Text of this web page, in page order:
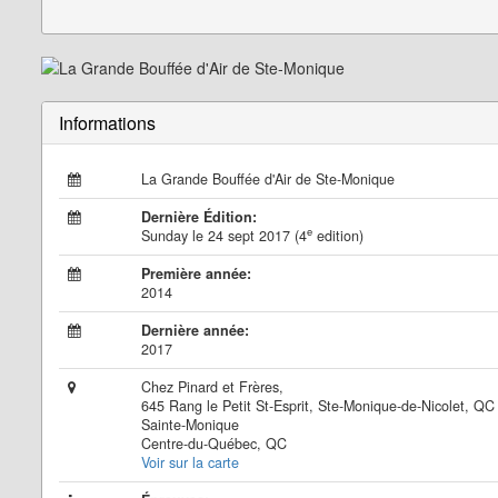
Informations
La Grande Bouffée d'Air de Ste-Monique
Dernière Édition:
Sunday le 24 sept 2017 (4e edition)
Première année:
2014
Dernière année:
2017
Chez Pinard et Frères,
645 Rang le Petit St-Esprit, Ste-Monique-de-Nicolet,
Sainte-Monique
Centre-du-Québec, QC
Voir sur la carte